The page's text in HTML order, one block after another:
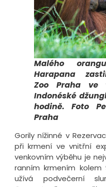
Malého
Harapana
Zoo Praha ve
Indonéské
hodině. Foto
Praha
Gorily nížinné v
při krmení ve vnitřní
venkovním výběhu je
ranním krmením kolem
užívá podvečerní